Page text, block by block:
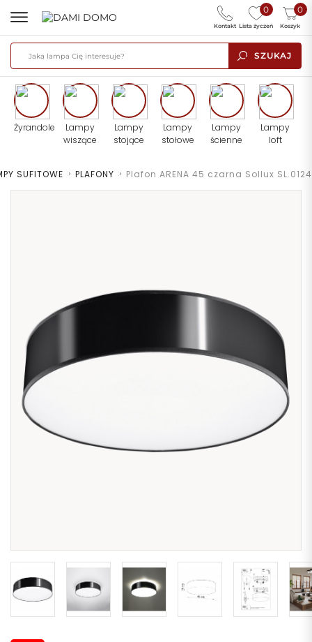
SZUKAJ
0
Lista życzeń
0
Koszyk
Kontakt
Żyrandole
Lampy
wiszące
Lampy
stojące
Lampy
stołowe
Lampy
ścienne
Lampy
loft
SUFITOWE > PLAFONY > Plafon ARENA 45 czarna Sollux SL.0124